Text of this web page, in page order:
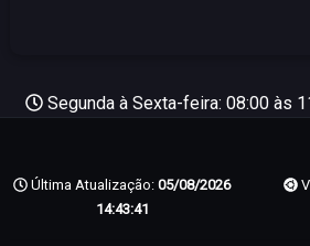
Segunda à Sexta-feira: 08:00 às
Última Atualização: 05/08/2026
14:43:41